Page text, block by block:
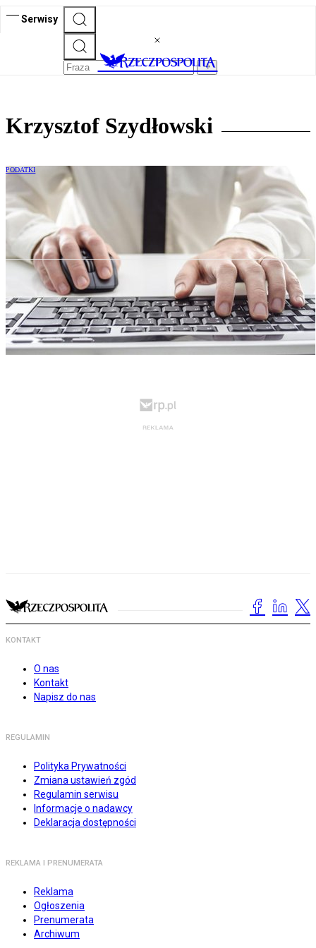
Serwisy
Krzysztof Szydłowski
PODATKI
Czy umowę spółki z o.o. można zmienić
przez internet
KONTAKT
O nas
Kontakt
Napisz do nas
REGULAMIN
Polityka Prywatności
Zmiana ustawień zgód
Regulamin serwisu
Informacje o nadawcy
Deklaracja dostępności
REKLAMA I PRENUMERATA
Reklama
Ogłoszenia
Prenumerata
Archiwum